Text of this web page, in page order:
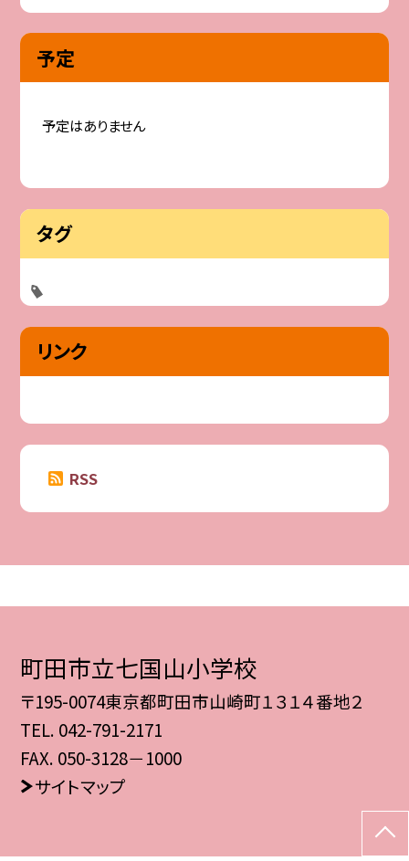
予定
予定はありません
タグ
リンク
RSS
町田市立七国山小学校
〒195-0074東京都町田市山崎町１３１４番地２
TEL. 042-791-2171
FAX. 050-3128－1000
サイトマップ